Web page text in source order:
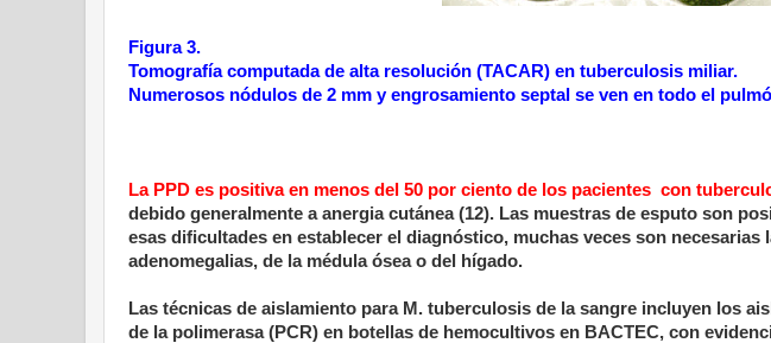
Figura 3.
Tomografía computada de alta resolución (TACAR) en tuberculosis miliar.
Numerosos nódulos de 2 mm y engrosamiento septal se ven en todo el
La PPD es positiva en menos del 50 por ciento de los pacientes con
debido generalmente a anergia cutánea (12). Las muestras de esputo son
esas dificultades en establecer el diagnóstico, muchas veces son
adenomegalias, de la médula ósea o del hígado.
Las técnicas de aislamiento para M. tuberculosis de la sangre incluyen los
de la polimerasa (PCR) en botellas de hemocultivos en BACTEC, con